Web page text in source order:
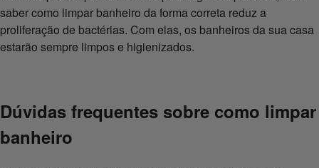
saber como limpar banheiro da forma correta reduz a
proliferação de bactérias. Com elas, os banheiros da sua casa
estarão sempre limpos e higienizados.
Dúvidas frequentes sobre como limpar
banheiro